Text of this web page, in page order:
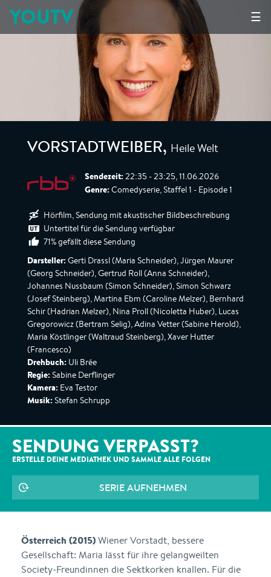
☰
YOUTV
VORSTADTWEIBER, Heile Welt
Sendezeit: 22:35 - 23:25, 11.06.2026
Genre: Comedyserie, Staffel 1 - Episode 1
Hörfilm, Sendung mit akustischer Bildbeschreibung
Untertitel für die Sendung verfügbar
71% gefällt diese Sendung
Darsteller: Gerti Drassl (Maria Schneider), Jürgen Maurer
(Georg Schneider), Gertrud Roll (Anna Schneider),
Johannes Nussbaum (Simon Schneider), Simon Schwarz
(Josef Steinberg), Martina Ebm (Caroline Melzer), Bernhard
Schir (Hadrian Melzer), Nina Proll (Nicoletta Huber), Lucas
Gregorowicz (Bertram Selig), Adina Vetter (Sabine Herold),
Maria Köstlinger (Waltraud Steinberg), Xaver Hutter
(Francesco)
Drehbuch: Uli Brée
Regie: Sabine Derflinger
Kamera: Eva Testor
Musik: Stefan Schrupp
SENDUNG VERPASST?
ERSTELLE DEINE MEDIATHEK UND SAMMLE ALLE FOLGEN
SERIE AUFNEHMEN
Österreich (2015)Wiener Vorstadt, bessere
Gesellschaft: Maria lässt für ihre gelangweilten
Society-Freundinnen die Sektkorken knallen. Für die